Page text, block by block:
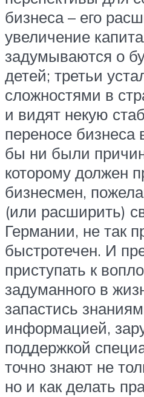
бизнеса – его
увеличение
задумываются о
детей; третьи
сложностями в
и видят некую
переносе бизнеса
бы ни были
которому должен
бизнесмен,
(или расширить)
Германии, не так
быстротечен. И
приступать к
задуманного в
запастись
информацией,
поддержкой
точно знают не
но и как делать